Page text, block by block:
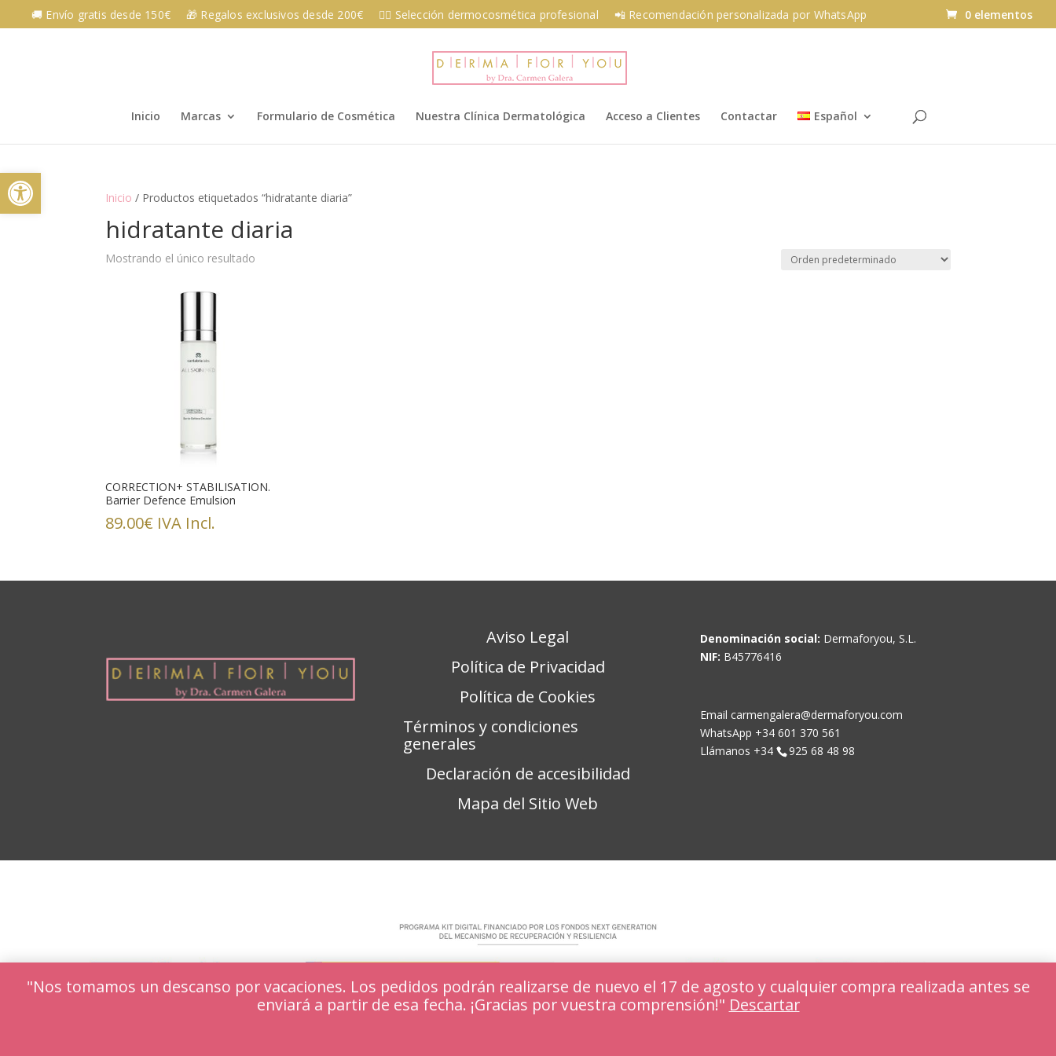
content
Abrir barra de herramientas
"Nos tomamos un descanso por vacaciones. Los pedidos podrán realizarse de nuevo el 17 de agosto y cualquier compra realizada antes se
enviará a partir de esa fecha. ¡Gracias por vuestra comprensión!" Descartar
🚚 Envío gratis desde 150€ 🎁 Regalos exclusivos desde 200€ 👩‍⚕️ Selección dermocosmética profesional 📲 Recomendación personalizada por WhatsApp 0 elementos
Inicio Marcas Formulario de Cosmética Nuestra Clínica Dermatológica Acceso a Clientes Contactar Español
Inicio / Productos etiquetados “hidratante diaria”
hidratante diaria
Mostrando el único resultado
CORRECTION+ STABILISATION.
Barrier Defence Emulsion
89.00€ IVA Incl.
Aviso Legal
Política de Privacidad
Política de Cookies
Términos y condiciones
generales
Declaración de accesibilidad
Mapa del Sitio Web
Denominación social: Dermaforyou, S.L.
NIF: B45776416
Email carmengalera@dermaforyou.com
WhatsApp +34 601 370 561
Llámanos +34
925 68 48 98